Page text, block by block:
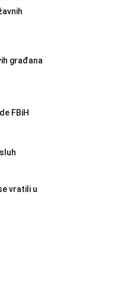
građana
FBiH
vratili u